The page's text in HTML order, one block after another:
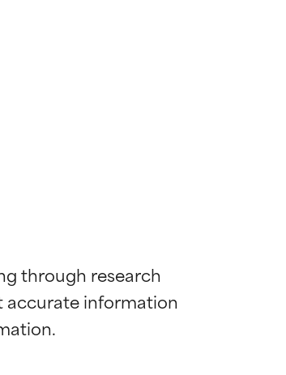
through research
accurate information